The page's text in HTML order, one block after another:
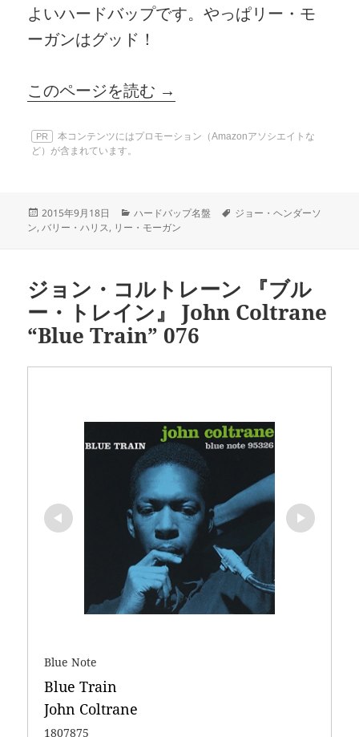
よいハードバップです。やっぱリー・モ
ーガンはグッド！
このページを読む →
PR
本コンテンツにはプロモーション（Amazonアソシエイトな
ど）が含まれています。
投
稿
2015年9月18日
カ
テ
ハードバップ名盤
タ
ジョー・ヘンダーソ
ン,バリー・ハリス, リー・モーガン
ジョン・コルトレーン 『ブル
ー・トレイン』 John Coltrane
“Blue Train” 076
Blue Note
Blue Train
John Coltrane
1807875